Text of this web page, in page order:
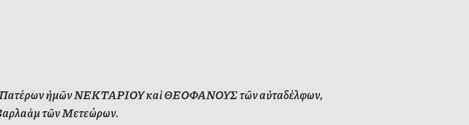
ἡμῶν ΝΕΚΤΑΡΙΟΥ καὶ ΘΕΟΦΑΝΟΥΣ τῶν αὐταδέλφων,
τῶν Μετεώρων.